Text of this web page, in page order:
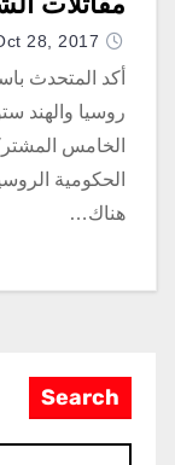
28, 2017
أكد المتحدث
روسيا والهند
الخامس
الحكومية
هناك…
Search